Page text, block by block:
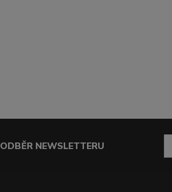
ODBĚR NEWSLETTERU